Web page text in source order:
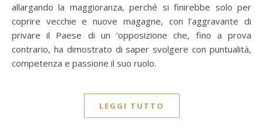
allargando la maggioranza, perché si finirebbe solo per
coprire vecchie e nuove magagne, con l’aggravante di
privare il Paese di un ‘opposizione che, fino a prova
contrario, ha dimostrato di saper svolgere con puntualità,
competenza e passione il suo ruolo.
LEGGI TUTTO